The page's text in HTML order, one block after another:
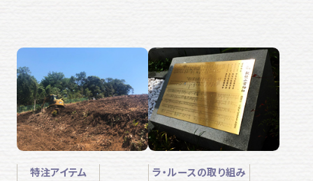
特注アイテム
ラ・ルースの取り組み